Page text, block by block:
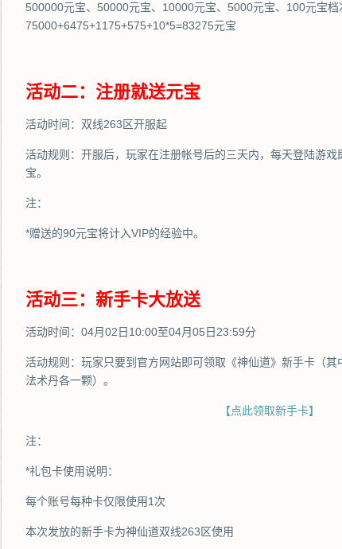
500000元宝、50000元宝、10000元宝、5000元宝、100元宝档
75000+6475+1175+575+10*5=83275元宝
活动二：注册就送元宝
活动时间：双线263区开服起
活动规则：开服后，玩家在注册帐号后的三天内，每天登陆游
宝。
注：
*赠送的90元宝将计入VIP的经验中。
活动三：新手卡大放送
活动时间：04月02日10:00至04月05日23:59分
活动规则：玩家只要到官方网站即可领取《神仙道》新手卡（其
法术丹各一颗）。
【点此领取新手卡】
注：
*礼包卡使用说明：
每个账号每种卡仅限使用1次
本次发放的新手卡为神仙道双线263区使用